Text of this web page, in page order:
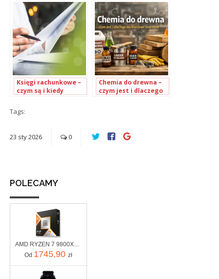
bezpieczne?
powłok
Księgi rachunkowe –
czym są i kiedy
Chemia do drewna –
czym jest i dlaczego
Tags:
23 sty2026 0
POLECAMY
AMD RYZEN 7 9800X3D X8 4,7GHz AM5 BOX
Od 1745,90 zł